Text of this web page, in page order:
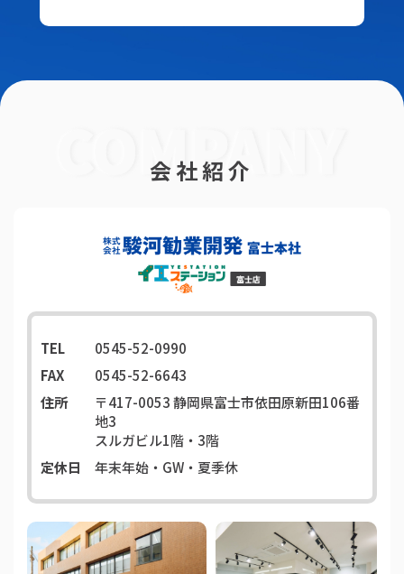
会社紹介
TEL
0545-52-0990
FAX
0545-52-6643
住所
〒417-0053静岡県富士市依田原新田106番
地3
スルガビル1階・3階
定休日
年末年始・GW・夏季休